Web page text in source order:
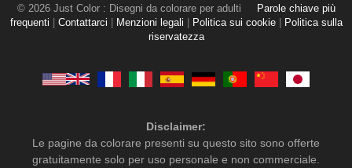
© 2026 Just Color : Disegni da colorare per adulti
Parole chiave più
frequenti
Contattarci Menzioni legali Politica sui cookie
Politica sulla
riservatezza
Disclaimer:
Le pagine da colorare presenti su questo sito sono offerte
gratuitamente solo per uso personale e non commerciale.